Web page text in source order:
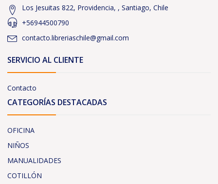
Los Jesuitas 822, Providencia, , Santiago, Chile
+56944500790
contacto.libreriaschile@gmail.com
SERVICIO AL CLIENTE
Contacto
CATEGORÍAS DESTACADAS
OFICINA
NIÑOS
MANUALIDADES
COTILLÓN